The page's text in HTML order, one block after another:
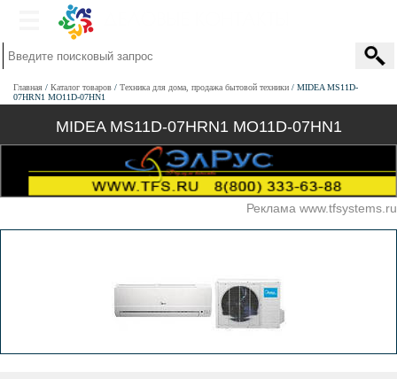
Главная Каталог товаров Техника для дома, продажа бытовой техники
MIDEA MS11D-
07HRN1 MO11D-07HN1
MIDEA MS11D-07HRN1 MO11D-07HN1
Реклама www.tfsystems.ru